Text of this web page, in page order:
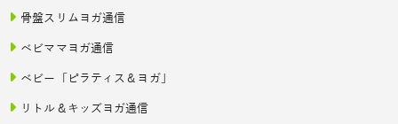
骨盤スリムヨガ通信
ベビママヨガ通信
ベビー「ピラティス＆ヨガ」
リトル＆キッズヨガ通信